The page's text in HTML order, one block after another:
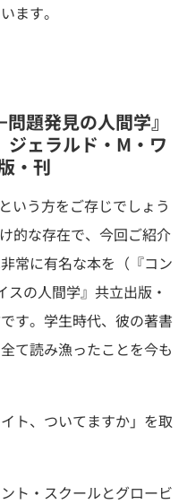
ます。
題発見の人間学』
ェラルド・M・ワ
・刊
いう方をご存じでしょう
的な存在で、今回ご紹介
常に有名な本を（『コン
の人間学』共立出版・
す。学生時代、彼の著書
て読み漁ったことを今も
ト、ついてますか」を取
ト・スクールとグロービ